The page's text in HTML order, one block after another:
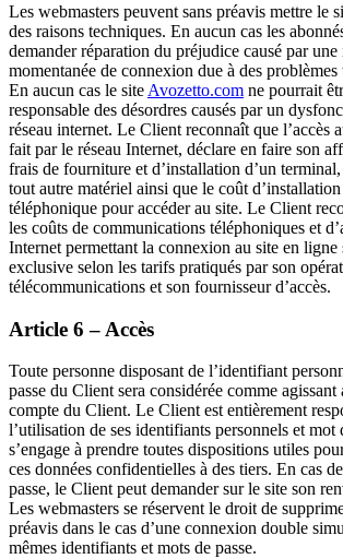
Les webmasters peuvent sans préavis mettre le
des raisons techniques. En aucun cas les
demander réparation du préjudice causé par
momentanée de connexion due à des problèmes
En aucun cas le site Avozetto.com ne pourrait
responsable des désordres causés par un
réseau internet. Le Client reconnaît que l’accès
fait par le réseau Internet, déclare en faire son
frais de fourniture et d’installation d’un
tout autre matériel ainsi que le coût
téléphonique pour accéder au site. Le Client
les coûts de communications téléphoniques et
Internet permettant la connexion au site en ligne
exclusive selon les tarifs pratiqués par son
télécommunications et son fournisseur d’accès.
Article 6 – Accès
Toute personne disposant de l’identifiant
passe du Client sera considérée comme
compte du Client. Le Client est entièrement
l’utilisation de ses identifiants personnels et mot
s’engage à prendre toutes dispositions utiles
ces données confidentielles à des tiers. En cas
passe, le Client peut demander sur le site son
Les webmasters se réservent le droit de
préavis dans le cas d’une connexion double
mêmes identifiants et mots de passe.